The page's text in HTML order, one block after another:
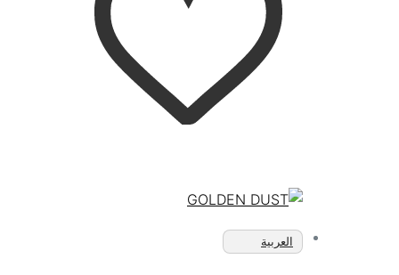
العربية